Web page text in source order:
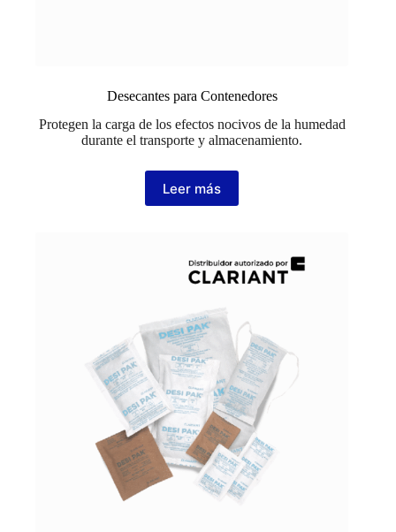
Desecantes para Contenedores
Protegen la carga de los efectos nocivos de la humedad
durante el transporte y almacenamiento.
Leer más